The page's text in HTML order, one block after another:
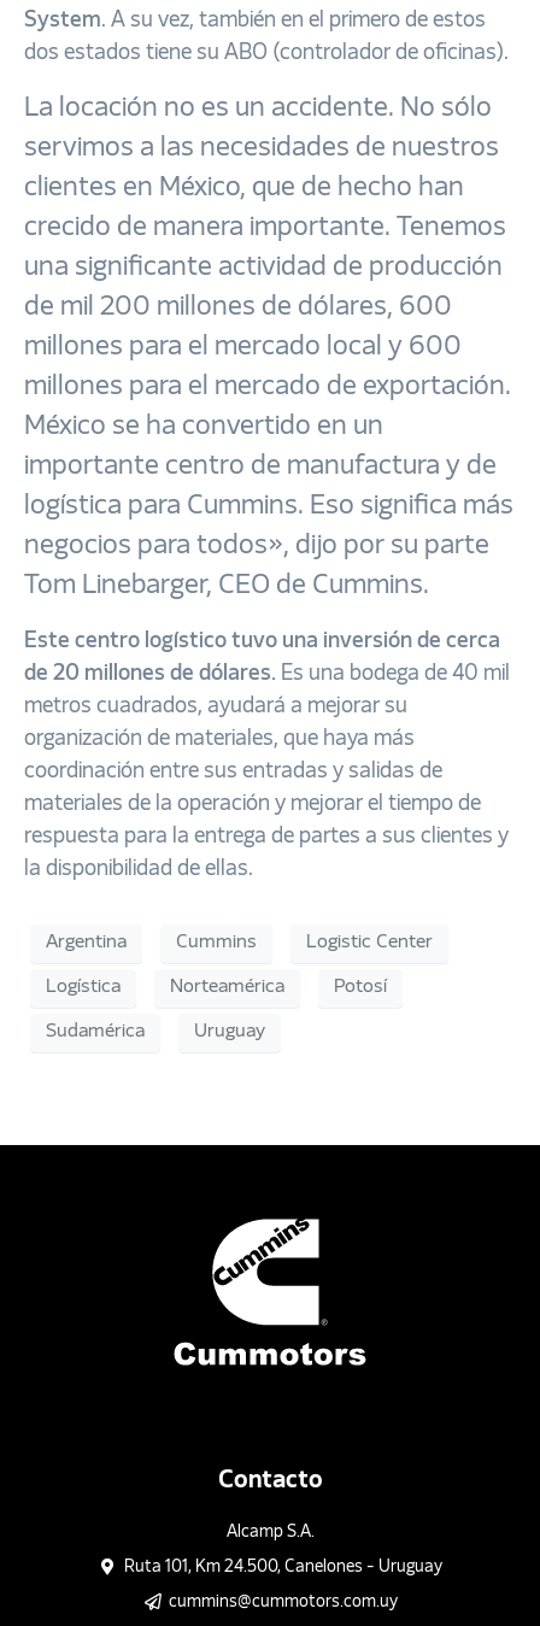
System. A su vez, también en el primero de estos
dos estados tiene su ABO (controlador de oficinas).
La locación no es un accidente. No sólo
servimos a las necesidades de nuestros
clientes en México, que de hecho han
crecido de manera importante. Tenemos
una significante actividad de producción
de mil 200 millones de dólares, 600
millones para el mercado local y 600
millones para el mercado de exportación.
México se ha convertido en un
importante centro de manufactura y de
logística para Cummins. Eso significa más
negocios para todos», dijo por su parte
Tom Linebarger, CEO de Cummins.
Este centro logístico tuvo una inversión de cerca
de 20 millones de dólares. Es una bodega de 40 mil
metros cuadrados, ayudará a mejorar su
organización de materiales, que haya más
coordinación entre sus entradas y salidas de
materiales de la operación y mejorar el tiempo de
respuesta para la entrega de partes a sus clientes y
la disponibilidad de ellas.
Argentina Cummins Logistic Center
Logística Norteamérica Potosí
Sudamérica Uruguay
Contacto
Alcamp S.A.
Ruta 101, Km 24.500, Canelones - Uruguay
cummins@cummotors.com.uy